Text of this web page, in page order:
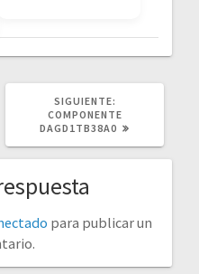
SIGUIENTE:
POST:
COMPONENTE
DAGD1TB38A0
para publicar un